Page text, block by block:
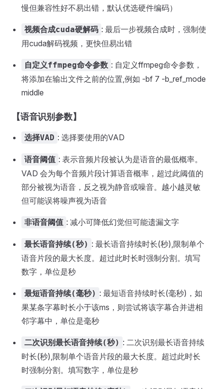
慢但兼容性好不易出错，默认优选硬件编码）
视频合成cuda硬解码 : 最后一步视频合成时，强制使
用cuda解码视频，更快但易出错
自定义ffmpeg命令参数 : 自定义ffmpeg命令参数，
将添加在输出文件之前的位置,例如 -bf 7 -b_ref_mode
middle
【语音识别参数】
选择VAD : 选择要使用的VAD
语音阈值 : 表示音频片段被认为是语音的最低概率。
VAD 会为每个音频片段计算语音概率，超过此阈值的
部分被视为语音，反之视为静音或噪音。越小越灵敏
但可能误将噪声视为语音
非语音阈值 : 减小可降低幻觉但可能遗漏文字
最长语音持续(秒) : 最长语音持续时长(秒),限制单个
语音片段的最大长度。超过此时长时强制分割。填写
数字，单位是秒
最短语音持续(毫秒) : 最短语音持续时长(毫秒)，如
果某条字幕时长小于该ms，则尝试将该字幕合并进相
邻字幕中，单位是毫秒
二次识别最长语音持续(秒) : 二次识别最长语音持续
时长(秒),限制单个语音片段的最大长度。超过此时长
时强制分割。填写数字，单位是秒